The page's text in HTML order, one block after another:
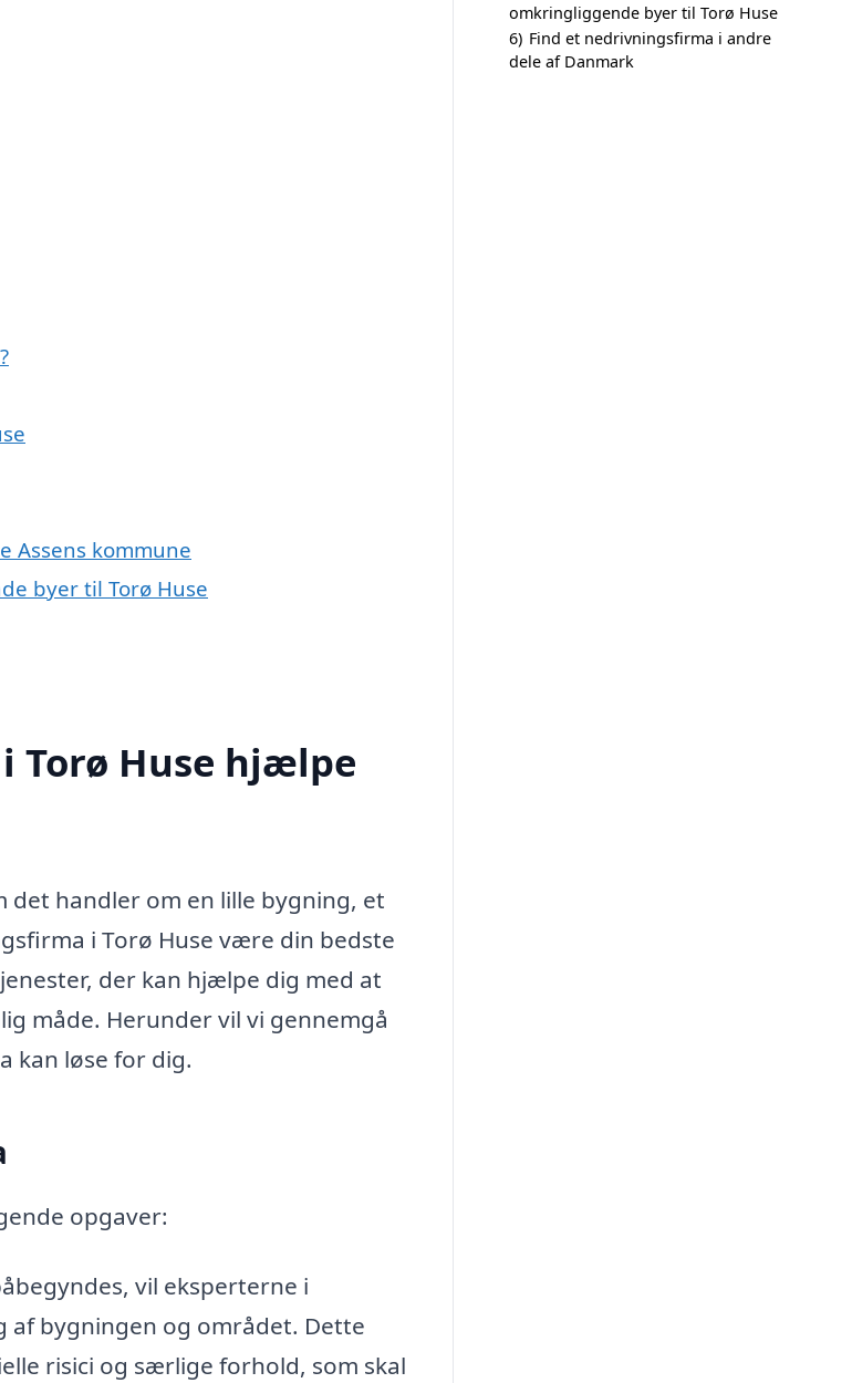
Assens kommune
byer til Torø Huse
Torø Huse hjælpe
handler om en lille bygning, et
i Torø Huse være din bedste
der kan hjælpe dig med at
måde. Herunder vil vi gennemgå
kan løse for dig.
opgaver:
vil eksperterne i
bygningen og området. Dette
risici og særlige forhold, som skal
omkringliggende byer til Torø Huse
6) Find et nedrivningsfirma i andre
dele af Danmark